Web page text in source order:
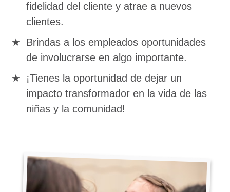
fidelidad del cliente y atrae a nuevos
clientes.
Brindas a los empleados oportunidades
de involucrarse en algo importante.
¡Tienes la oportunidad de dejar un
impacto transformador en la vida de las
niñas y la comunidad!